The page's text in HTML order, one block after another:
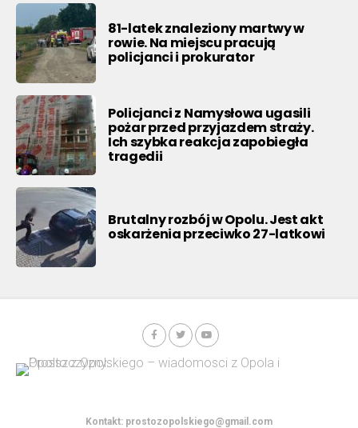
81-latek znaleziony martwy w
rowie. Na miejscu pracują
policjanci i prokurator
Policjanci z Namysłowa ugasili
pożar przed przyjazdem straży.
Ich szybka reakcja zapobiegła
tragedii
Brutalny rozbój w Opolu. Jest akt
oskarżenia przeciwko 27-latkowi
Kontakt: prostozopolskiego@gmail.com